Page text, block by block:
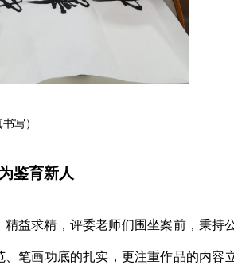
写）
鉴育新人
益求精，评委老师们围坐案前，秉持
笔画功底的扎实，更注重作品的内容